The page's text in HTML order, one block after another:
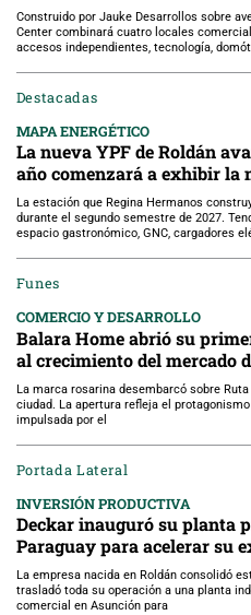
Construido por Jauke Desarrollos sobre
Center combinará cuatro locales
accesos independientes, tecnología,
Destacadas
MAPA ENERGÉTICO
La nueva YPF de Roldán
año comenzará a exhibir la
La estación que Regina Hermanos
durante el segundo semestre de 2027.
espacio gastronómico, GNC, cargadores
Funes
COMERCIO Y DESARROLLO
Balara Home abrió su
al crecimiento del mercado
La marca rosarina desembarcó sobre
ciudad. La apertura refleja el
impulsada por el
Portada Lateral
INVERSIÓN PRODUCTIVA
Deckar inauguró su planta
Paraguay para acelerar su
La empresa nacida en Roldán consolidó
trasladó toda su operación a una planta
comercial en Asunción para